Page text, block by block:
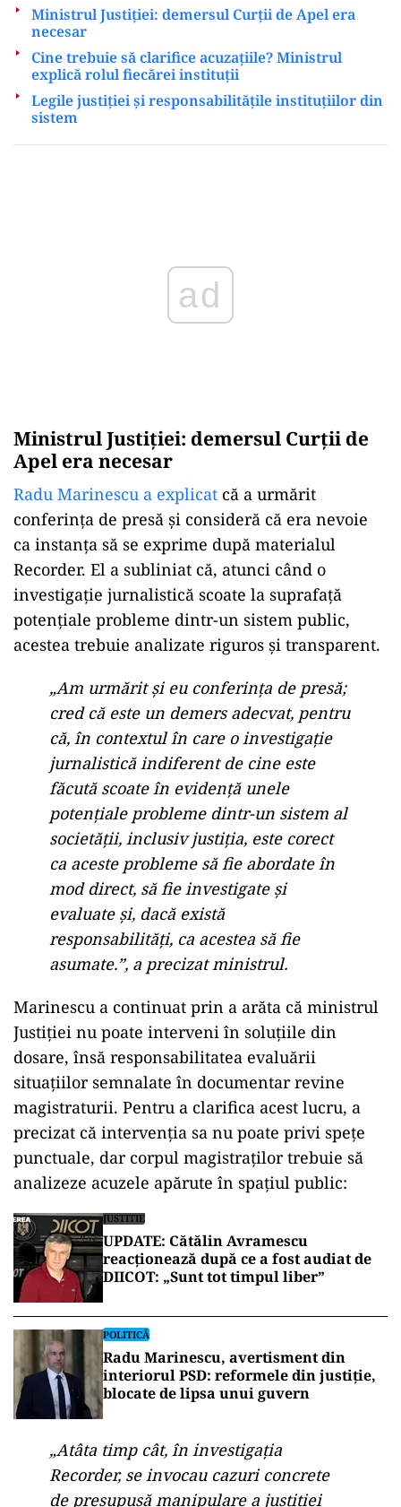
Ministrul Justiției: demersul Curții de Apel era
necesar
Cine trebuie să clarifice acuzațiile? Ministrul
explică rolul fiecărei instituții
Legile justiției și responsabilitățile instituțiilor din
sistem
Ministrul Justiției: demersul Curții de
Apel era necesar
Radu Marinescu a explicat că a urmărit
conferința de presă și consideră că era nevoie
ca instanța să se exprime după materialul
Recorder. El a subliniat că, atunci când o
investigație jurnalistică scoate la suprafață
potențiale probleme dintr-un sistem public,
acestea trebuie analizate riguros și transparent.
„Am urmărit și eu conferința de presă;
cred că este un demers adecvat, pentru
că, în contextul în care o investigație
jurnalistică indiferent de cine este
făcută scoate în evidență unele
potențiale probleme dintr-un sistem al
societății, inclusiv justiția, este corect
ca aceste probleme să fie abordate în
mod direct, să fie investigate și
evaluate și, dacă există
responsabilități, ca acestea să fie
asumate.”, a precizat ministrul.
Marinescu a continuat prin a arăta că ministrul
Justiției nu poate interveni în soluțiile din
dosare, însă responsabilitatea evaluării
situațiilor semnalate în documentar revine
magistraturii. Pentru a clarifica acest lucru, a
precizat că intervenția sa nu poate privi spețe
punctuale, dar corpul magistraților trebuie să
analizeze acuzele apărute în spațiul public:
JUSTITIE
UPDATE: Cătălin Avramescu
reacționează după ce a fost audiat de
DIICOT: „Sunt tot timpul liber”
POLITICĂ
Radu Marinescu, avertisment din
interiorul PSD: reformele din justiţie,
blocate de lipsa unui guvern
„Atâta timp cât, în investigația
Recorder, se invocau cazuri concrete
de presupusă manipulare a justiției